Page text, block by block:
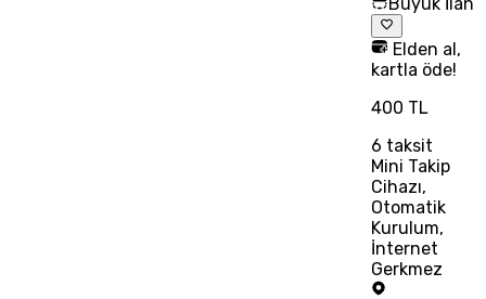
Elden al,
kartla öde!
400 TL
6 taksit
Mini Takip
Cihazı,
Otomatik
Kurulum,
İnternet
Gerkmez